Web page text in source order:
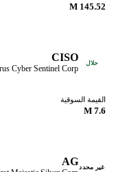
145.52 M
حلال CISO
القيمة السوقية
7.6 M
غير محدد AG